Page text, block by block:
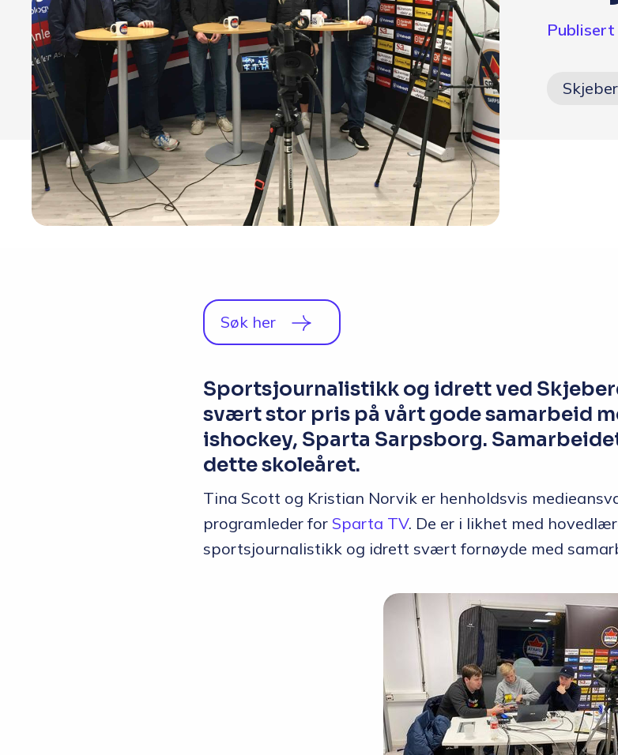
Radio, TV og Innholdsproduksjon
Sportsjournalistikk og idrett
Tilrettelagt linje
Foto og Japan
Om skolen
Radio Skjeberg
Beliggenhet
Tidligere elever
Verdigrunnlag og reglement
Publisert
Søk her
Sportsjournalistikk og idrett ved
svært stor pris på vårt gode samarbeid
ishockey, Sparta Sarpsborg.
dette skoleåret.
Tina Scott og Kristian Norvik er henholdsvis
programleder for Sparta TV. De er i likhet med
sportsjournalistikk og idrett svært fornøyde med